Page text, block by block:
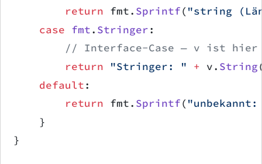
        return
fmt. Sprintf( "string
    case
fmt. Stringer:
// Interface-Case — v ist
        return
"Stringer: " + v. String
    default
:
        return
fmt. Sprintf(
    }
}